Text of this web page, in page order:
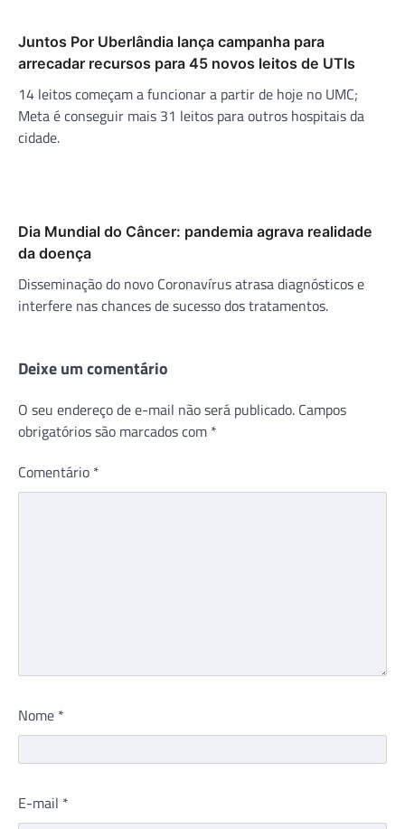
Juntos Por Uberlândia lança campanha para
arrecadar recursos para 45 novos leitos de UTIs
14 leitos começam a funcionar a partir de hoje no UMC;
Meta é conseguir mais 31 leitos para outros hospitais da
cidade.
Dia Mundial do Câncer: pandemia agrava realidade
da doença
Disseminação do novo Coronavírus atrasa diagnósticos e
interfere nas chances de sucesso dos tratamentos.
Deixe um comentário
O seu endereço de e-mail não será publicado. Campos
obrigatórios são marcados com *
Comentário *
Nome *
E-mail *